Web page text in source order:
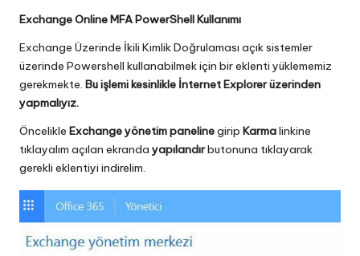
Exchange Online MFA PowerShell Kullanımı
Exchange Üzerinde İkili Kimlik Doğrulaması açık sistemler
üzerinde Powershell kullanabilmek için bir eklenti yüklememiz
gerekmekte. Bu işlemi kesinlikle İnternet Explorer üzerinden
yapmalıyız.
Öncelikle Exchange yönetim panelinegirip Karmalinkine
tıklayalım açılan ekranda yapılandırbutonuna tıklayarak
gerekli eklentiyi indirelim.